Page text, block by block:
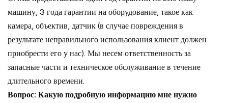
машину, 3 года гарантии на оборудование, такое как
камера, объектив, датчик (в случае повреждения в
результате неправильного использования клиент должен
приобрести его у нас). Мы несем ответственность за
запасные части и техническое обслуживание в течение
длительного времени.
Вопрос: Какую подробную информацию мне нужно